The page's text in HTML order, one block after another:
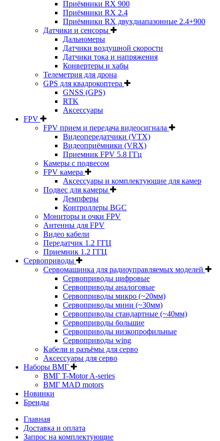
Приёмники RX 900
Приёмники RX 2.4
Приёмники RX двухдиапазонные 2.4+900
Датчики и сенсоры
Дальномеры
Датчики воздушной скорости
Датчики тока и напряжения
Конвертеры и хабы
Телеметрия для дрона
GPS для квадрокоптера
GNSS (GPS)
RTK
Аксессуары
FPV
FPV прием и передача видеосигнала
Видеопередатчики (VTX)
Видеоприёмники (VRX)
Приемник FPV 5.8 ГГц
Камеры с подвесом
FPV камера
Аксессуары и комплектующие для камер
Подвес для камеры
Демпферы
Контроллеры BGC
Мониторы и очки FPV
Антенны для FPV
Видео кабели
Передатчик 1.2 ГГЦ
Приемник 1.2 ГГЦ
Сервоприводы
Сервомашинка для радиоуправляемых моделей
Сервоприводы цифровые
Сервоприводы аналоговые
Сервоприводы микро (~20мм)
Сервоприводы мини (~30мм)
Сервоприводы стандартные (~40мм)
Сервоприводы большие
Сервоприводы низкопрофильные
Сервоприводы wing
Кабели и разъёмы для серво
Аксессуары для серво
Наборы ВМГ
ВМГ T-Motor A-series
ВМГ MAD motors
Новинки
Бренды
Главная
Доставка и оплата
Запрос на комплектующие